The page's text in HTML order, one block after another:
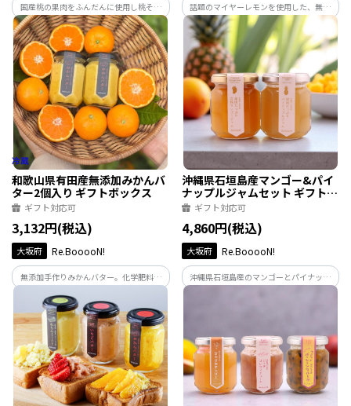
国産桃の果肉をふんだんに使用し桃その
ものを感じていただける、さらりとした
コンフィチュールです。
話題のマイヤーレモンを使用した、無添
加手作りレモンバター。グラスフェッド
バターにさっぱりとしたマイヤーレモン
とカモミールが香る贅沢なスプレッドで
す。
和歌山県有田産無添加みかんバ
ター2個入り ギフトボックス
ギフト対応可
3,132円(税込)
大坂府 Re.BooooN!
無添加手作りみかんバター。化学肥料に
有田みかんとグラスフェッドバターを使
用した贅沢なスプレッドです。
沖縄県石垣島産マンゴー&パイ
ナップルジャムセット ギフトボ
ックス
ギフト対応可
4,860円(税込)
大坂府 Re.BooooN!
沖縄県石垣島産のマンゴーとパイナップ